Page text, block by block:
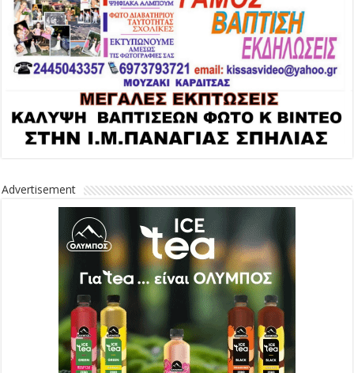
Advertisement